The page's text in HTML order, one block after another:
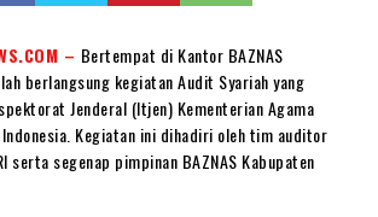
– Bertempat di Kantor BAZNAS
berlangsung kegiatan Audit Syariah yang
Jenderal (Itjen) Kementerian Agama
Kegiatan ini dihadiri oleh tim auditor
serta segenap pimpinan BAZNAS Kabupaten